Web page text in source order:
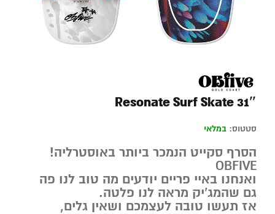
Resonate Surf Skate 31″
סטטוס: במלאי
הסרף סקייט הנמכר ביותר באוסטרליה!
OBFIVE
ואנחנו באיי פריים יודעים מה טוב לנו פה
גם שהמג’יק מראה לנו פלטה.
אז תעשו טובה לעצמכם ושאין גלים,